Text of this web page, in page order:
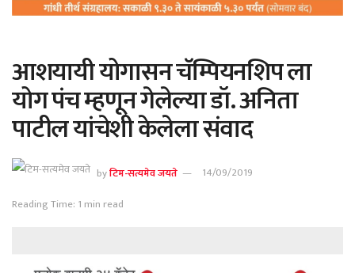
आशयायी योगासन चॅम्पियनशिप ला
योग पंच म्हणून गेलेल्या डॉ. अनिता
पाटील यांचेशी केलेला संवाद
byटिम-सत्यमेव जयते
14/09/2019
Reading Time: 1 min read